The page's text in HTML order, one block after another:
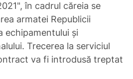
în cadrul căreia se
armatei Republicii
echipamentului și
Trecerea la serviciul
va fi introdusă treptat